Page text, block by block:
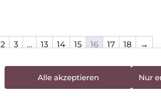
Alle akzeptieren Nur
2 3 … 13 14 15 16 17 18 →
Vertrag widerrufen Hinweis zur